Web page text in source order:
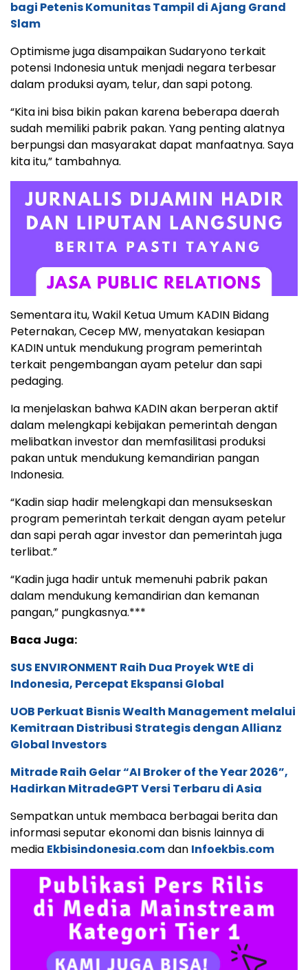
bagi Petenis Komunitas Tampil di Ajang Grand
Slam
Optimisme juga disampaikan Sudaryono terkait
potensi Indonesia untuk menjadi negara terbesar
dalam produksi ayam, telur, dan sapi potong.
“Kita ini bisa bikin pakan karena beberapa daerah
sudah memiliki pabrik pakan. Yang penting alatnya
berpungsi dan masyarakat dapat manfaatnya. Saya
kita itu,” tambahnya.
Sementara itu, Wakil Ketua Umum KADIN Bidang
Peternakan, Cecep MW, menyatakan kesiapan
KADIN untuk mendukung program pemerintah
terkait pengembangan ayam petelur dan sapi
pedaging.
Ia menjelaskan bahwa KADIN akan berperan aktif
dalam melengkapi kebijakan pemerintah dengan
melibatkan investor dan memfasilitasi produksi
pakan untuk mendukung kemandirian pangan
Indonesia.
“Kadin siap hadir melengkapi dan mensukseskan
program pemerintah terkait dengan ayam petelur
dan sapi perah agar investor dan pemerintah juga
terlibat.”
“Kadin juga hadir untuk memenuhi pabrik pakan
dalam mendukung kemandirian dan kemanan
pangan,” pungkasnya.***
Baca Juga:
SUS ENVIRONMENT Raih Dua Proyek WtE di
Indonesia, Percepat Ekspansi Global
UOB Perkuat Bisnis Wealth Management melalui
Kemitraan Distribusi Strategis dengan Allianz
Global Investors
Mitrade Raih Gelar “AI Broker of the Year 2026”,
Hadirkan MitradeGPT Versi Terbaru di Asia
Sempatkan untuk membaca berbagai berita dan
informasi seputar ekonomi dan bisnis lainnya di
media Ekbisindonesia.comdan Infoekbis.com